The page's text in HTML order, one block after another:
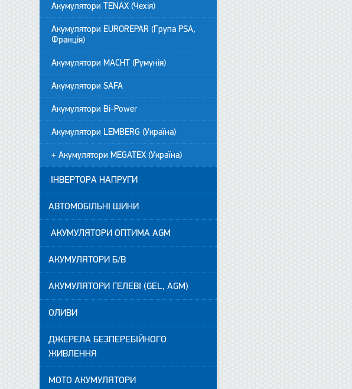
Акумулятори TENAX (Чехія)
Акумулятори EUROREPAR (Група PSA,
Франція)
Акумулятори MACHT (Румунія)
Акумулятори SAFA
Акумулятори Bi-Power
Акумулятори LEMBERG (Україна)
+ Акумулятори MEGATEX (Україна)
ІНВЕРТОРА НАПРУГИ
АВТОМОБІЛЬНІ ШИНИ
АКУМУЛЯТОРИ ОПТИМА AGM
АКУМУЛЯТОРИ Б/В
АКУМУЛЯТОРИ ГЕЛЕВІ (GEL, AGM)
ОЛИВИ
ДЖЕРЕЛА БЕЗПЕРЕБІЙНОГО
ЖИВЛЕННЯ
МОТО АКУМУЛЯТОРИ